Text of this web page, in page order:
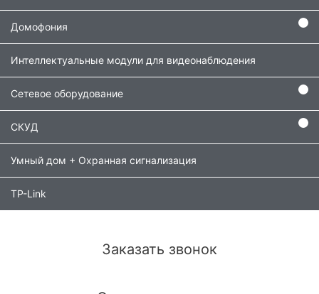
Домофония
Интеллектуальные модули для видеонаблюдения
Сетевое оборудование
СКУД
Умный дом + Охранная сигнализация
TP-Link
Заказать звонок